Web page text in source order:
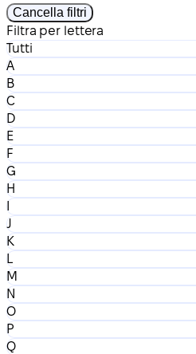
Cancella filtri
Filtra per lettera
Tutti
A
B
C
D
E
F
G
H
I
J
K
L
M
N
O
P
Q